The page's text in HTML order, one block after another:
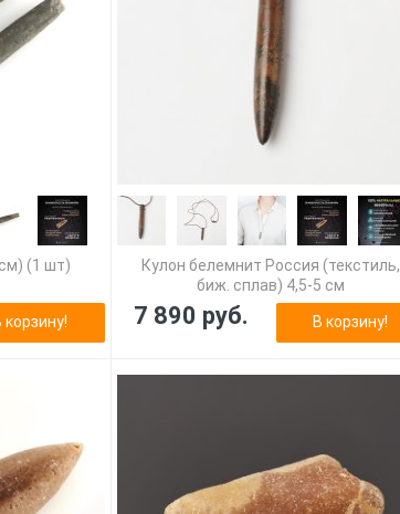
(1 шт)
корзину!
Кулон белемнит Россия (текстиль,
биж. сплав) 4,5-5 см
7 890 руб. В корзину!